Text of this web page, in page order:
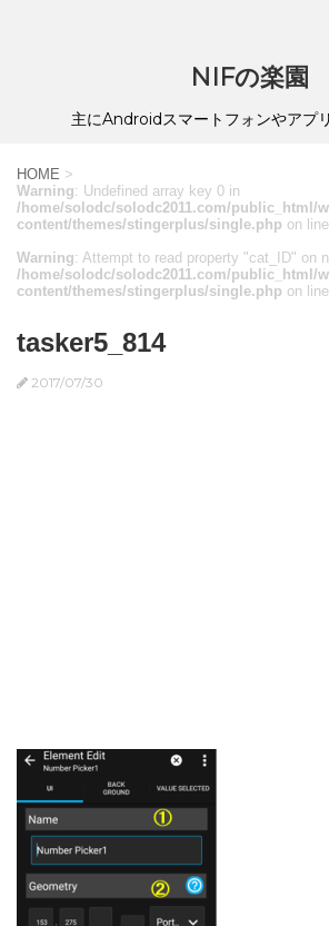
NIFの楽園
主にAndroidスマートフォンやアプ
HOME >
Warning: Undefined array key 0 in
/home/solodc/solodc2011.com/public_html/
content/themes/stingerplus/single.php on line
Warning: Attempt to read property "cat_ID" on
/home/solodc/solodc2011.com/public_html/
content/themes/stingerplus/single.php on line
tasker5_814
2017/07/30